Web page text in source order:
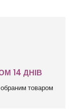
14 ДНІВ
товаром